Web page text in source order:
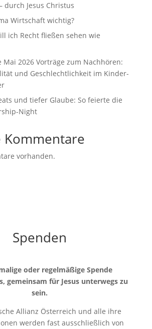
durch Jesus Christus
Wirtschaft wichtig?
ich Recht fließen sehen wie
Mai 2026 Vorträge zum Nachhören:
und Geschlechtlichkeit im Kinder-
und tiefer Glaube: So feierte die
Night
Kommentare
vorhanden.
Spenden
oder regelmäßige Spende
gemeinsam für Jesus unterwegs zu
sein.
Allianz Österreich und alle ihre
werden fast ausschließlich von